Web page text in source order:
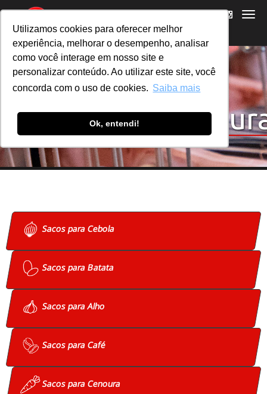
Utilizamos cookies para oferecer melhor
experiência, melhorar o desempenho, analisar
como você interage em nosso site e
personalizar conteúdo. Ao utilizar este site, você
concorda com o uso de cookies. Saiba mais
Ok, entendi!
Sacos para
Sacos para Cebola
Sacos para Batata
Sacos para Alho
Sacos para Café
Sacos para Cenoura